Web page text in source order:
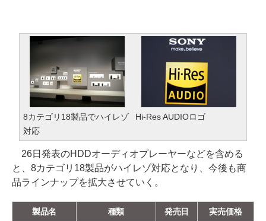
8カテゴリ18製品でハイレゾ
対応
Hi-Res AUDIOロゴ
26日発表のHDDオーディオプレーヤーなどを含める
と、8カテゴリ18製品がハイレゾ対応となり、今後も商
品ラインナップを拡大させていく。
製品名 種類 発売日 実売価格